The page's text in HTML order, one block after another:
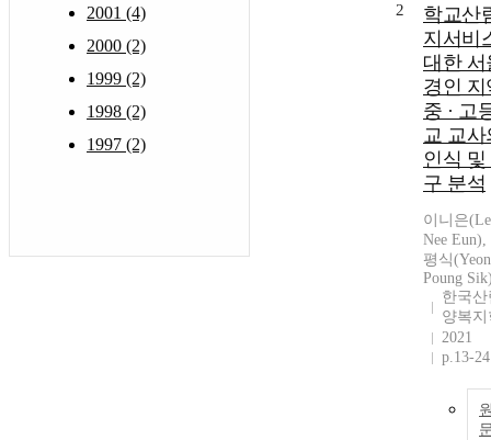
2001 (4)
2000 (2)
1999 (2)
1998 (2)
1997 (2)
2
학교산
지서비
대한 서
경인 지
중 · 고
교 교사
인식 및
구 분석
이니은
Nee Eun),
평식
Poung
한국
양복
2021
p.13-24